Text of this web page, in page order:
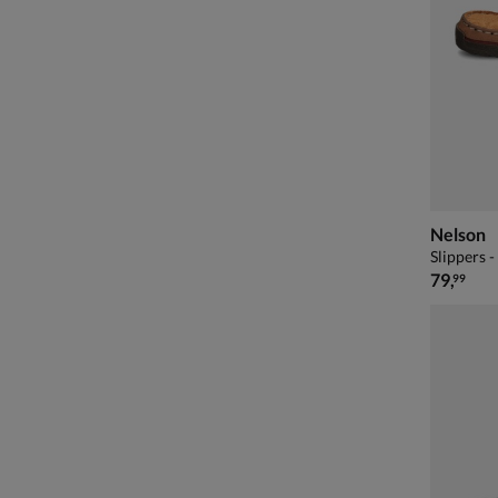
Nelson
Slippers -
€ 79,99
79,99